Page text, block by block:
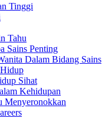
Tinggi
Tahu
Sains Penting
Dalam Bidang Sains
Sihat
Kehidupan
Menyeronokkan